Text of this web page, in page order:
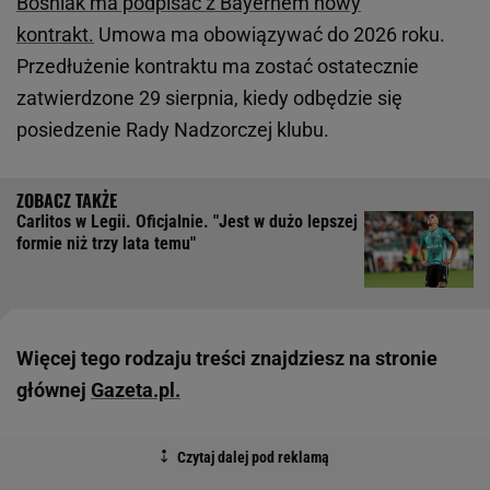
kontrakt. Umowa ma obowiązywać do 2026 roku.
Przedłużenie kontraktu ma zostać ostatecznie
zatwierdzone 29 sierpnia, kiedy odbędzie się
posiedzenie Rady Nadzorczej klubu.
Carlitos w Legii. Oficjalnie. "Jest w dużo lepszej
formie niż trzy lata temu"
Więcej tego rodzaju treści znajdziesz na stronie
głównej Gazeta.pl.